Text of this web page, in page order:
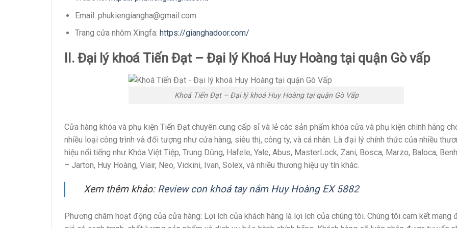
Email: phukiengiangha@gmail.com
Trang cửa nhôm Xingfa: https://gianghadoor.com/
II. Đại lý khoá Tiến Đạt – Đại lý Khoá Huy Hoàng tại quận Gò vấp
Khoá Tiến Đạt – Đại lý khoá Huy Hoàng tại quận Gò Vấp
Cửa hàng khóa và phụ kiện Tiến Đạt chuyên cung cấp sỉ và lẻ các sản phẩm khóa cửa và phụ kiện chính hãng
nhiều loại công trình và đối tượng như cửa hàng, siêu thị, công ty, và cá nhân. Là đại lý chính thức của nhiều
hiệu nổi tiếng như Khóa Việt Tiệp, Trung Dũng, Hafele, Yale, Abus, MasterLock, Zani, Bosca, Marzo, Baloca,
– Jarton, Huy Hoàng, Viair, Neo, Vickini, Ivan, Solex, và nhiều thương hiệu uy tín khác.
Xem thêm khảo: Review con khoá tay nắm Huy Hoàng EX 5882
Phương châm hoạt động của cửa hàng: Lợi ích của khách hàng là lợi ích của chúng tôi. Chúng tôi cam kết mang